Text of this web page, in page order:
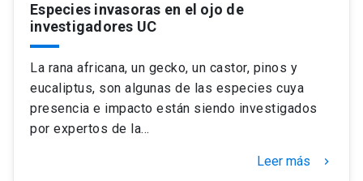
Especies invasoras en el ojo de
investigadores UC
La rana africana, un gecko, un castor, pinos y
eucaliptus, son algunas de las especies cuya
presencia e impacto están siendo investigados
por expertos de la…
Leer más keyboard_arrow_right